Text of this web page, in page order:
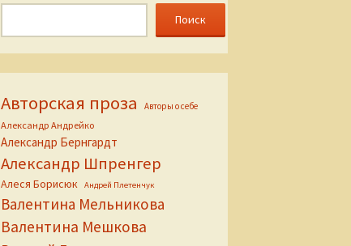
Поиск
Авторская проза Авторы о себе
Александр Андрейко
Александр Бернгардт
Александр Шпренгер
Алеся Борисюк Андрей Плетенчук
Валентина Мельникова
Валентина Мешкова